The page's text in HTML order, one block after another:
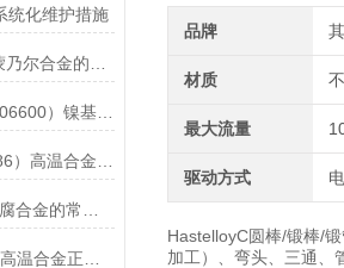
统化维护措施
正确存放Inconel600（N06600）镍基合金的重要性介绍
品牌
材质
最大流量
驱动方式
HastelloyC圆棒/锻棒/
加工）、弯头、三通、